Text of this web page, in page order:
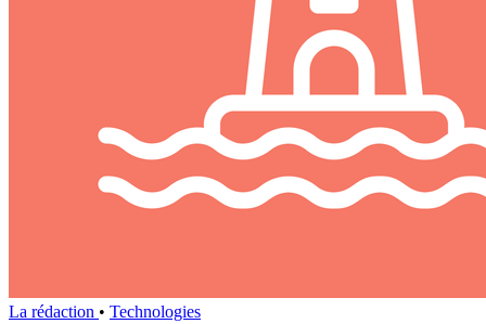
La rédaction • Technologies